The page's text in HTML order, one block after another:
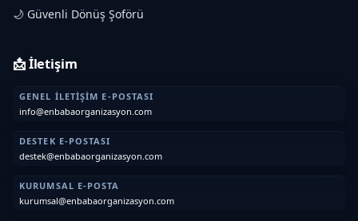
🌙 Güvenli Dönüş Şoförü
📩 İletişim
GENEL İLETIŞIM E-POSTASI
info@enbabaorganizasyon.com
DESTEK E-POSTASI
destek@enbabaorganizasyon.com
KURUMSAL E-POSTA
kurumsal@enbabaorganizasyon.com